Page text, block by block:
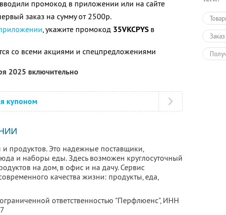
промокод в приложении или на сайте
заказ на сумму от 2500р.
, укажите промокод 35VKCPYS в
со всеми акциями и спецпредложениями
2025 включительно
купоном
продуктов. Это надежные поставщики,
и наборы еды. Здесь возможен круглосуточный
на дом, в офис и на дачу. Сервис
качества жизни: продукты, еда,
ответственностью "Перфлюенс", ИНН